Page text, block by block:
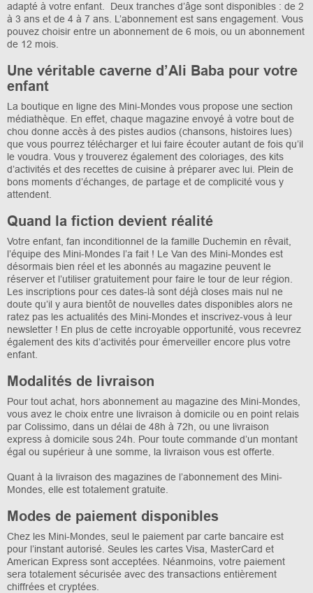
adapté à votre enfant. Deux tranches d’âge sont disponibles : de 2
à 3 ans et de 4 à 7 ans. L’abonnement est sans engagement. Vous
pouvez choisir entre un abonnement de 6 mois, ou un abonnement
de 12 mois.
Une véritable caverne d’Ali Baba pour votre
enfant
La boutique en ligne des Mini-Mondes vous propose une section
médiathèque. En effet, chaque magazine envoyé à votre bout de
chou donne accès à des pistes audios (chansons, histoires lues)
que vous pourrez télécharger et lui faire écouter autant de fois qu’il
le voudra. Vous y trouverez également des coloriages, des kits
d’activités et des recettes de cuisine à préparer avec lui. Plein de
bons moments d’échanges, de partage et de complicité vous y
attendent.
Quand la fiction devient réalité
Votre enfant, fan inconditionnel de la famille Duchemin en rêvait,
l’équipe des Mini-Mondes l’a fait ! Le Van des Mini-Mondes est
désormais bien réel et les abonnés au magazine peuvent le
réserver et l’utiliser gratuitement pour faire le tour de leur région.
Les inscriptions pour ces dates-là sont déjà closes mais nul ne
doute qu’il y aura bientôt de nouvelles dates disponibles alors ne
ratez pas les actualités des Mini-Mondes et inscrivez-vous à leur
newsletter ! En plus de cette incroyable opportunité, vous recevrez
également des kits d’activités pour émerveiller encore plus votre
enfant.
Modalités de livraison
Pour tout achat, hors abonnement au magazine des Mini-Mondes,
vous avez le choix entre une livraison à domicile ou en point relais
par Colissimo, dans un délai de 48h à 72h, ou une livraison
express à domicile sous 24h. Pour toute commande d’un montant
égal ou supérieur à une somme, la livraison vous est offerte.
Quant à la livraison des magazines de l’abonnement des Mini-
Mondes, elle est totalement gratuite.
Modes de paiement disponibles
Chez les Mini-Mondes, seul le paiement par carte bancaire est
pour l’instant autorisé. Seules les cartes Visa, MasterCard et
American Express sont acceptées. Néanmoins, votre paiement
sera totalement sécurisée avec des transactions entièrement
chiffrées et cryptées.